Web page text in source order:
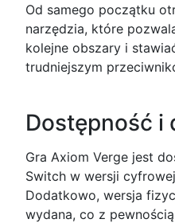
Od samego początku
narzędzia, które
kolejne obszary i
trudniejszym
Dostępność i
Gra Axiom Verge jest
Switch w wersji
Dodatkowo, wersja
wydana, co z